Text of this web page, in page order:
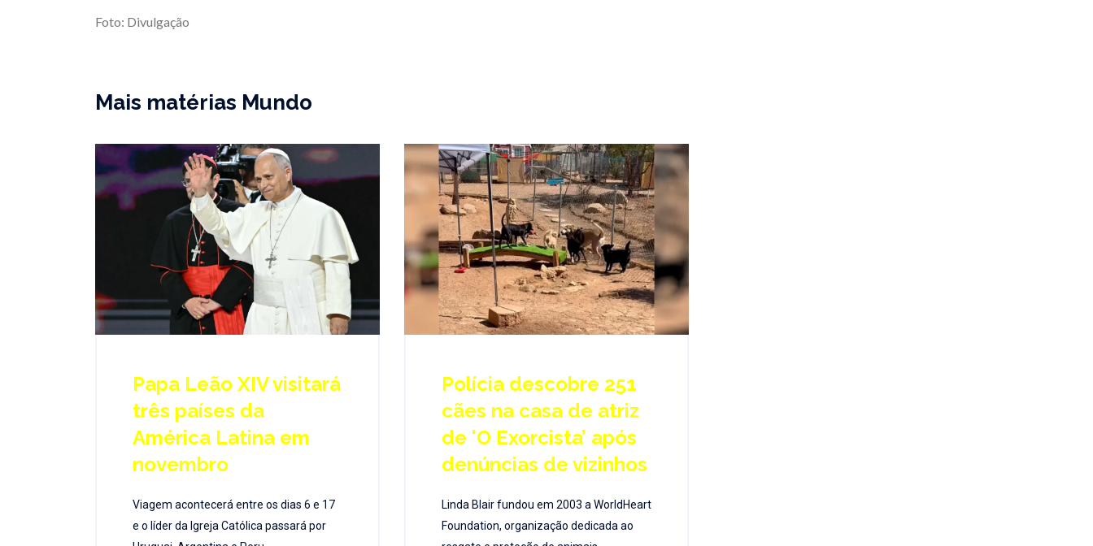
Foto: Divulgação
Mais matérias Mundo
Papa Leão XIV visitará
três países da
América Latina em
novembro
Viagem acontecerá entre os dias 6 e 17
e o líder da Igreja Católica passará por
Polícia descobre 251
cães na casa de atriz
de 'O Exorcista’ após
denúncias de vizinhos
Linda Blair fundou em 2003 a WorldHeart
Foundation, organização dedicada ao